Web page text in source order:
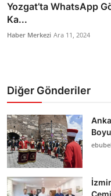
Yozgat’ta WhatsApp
Ka...
Haber Merkezi Ara 11, 2024
Diğer Gönderiler